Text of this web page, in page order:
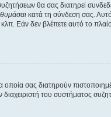
θα σας διατηρεί
κατά τη σύνδεση σας.
Εάν δεν βλέπετε αυτό το
σας διατηρούν
του συστήματος